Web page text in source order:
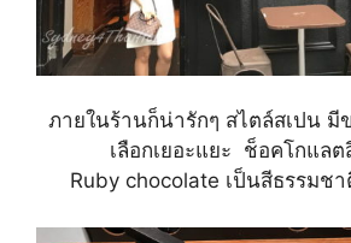
ภายในร้านก็น่ารักๆ สไตล์สเปน
เลือกเยอะแยะ ช็อคโกแล
Ruby chocolate เป็นสีธรรมช